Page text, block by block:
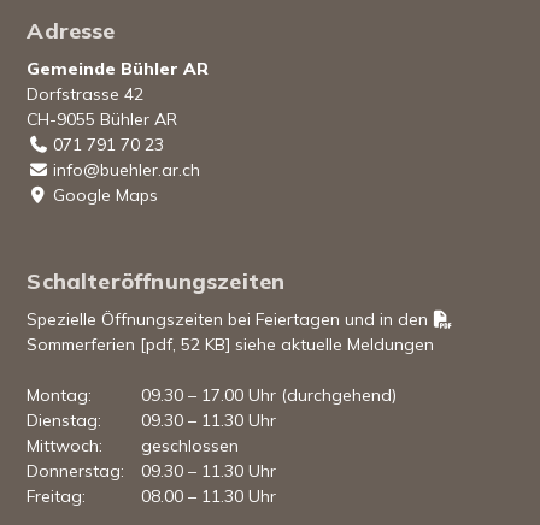
Footer
Adresse
Gemeinde Bühler AR
Dorfstrasse 42
CH-9055 Bühler AR
071 791 70 23
info@buehler.ar.ch
Google Maps
Schalteröffnungszeiten
Spezielle Öffnungszeiten bei Feiertagen und in den
Sommerferien [pdf, 52 KB] siehe aktuelle Meldungen
Montag:
09.30 – 17.00 Uhr (durchgehend)
Dienstag:
09.30 – 11.30 Uhr
Mittwoch:
geschlossen
Donnerstag:
09.30 – 11.30 Uhr
Freitag: 08.00 – 11.30 Uhr